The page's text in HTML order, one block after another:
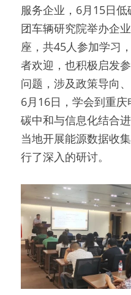
服务企业，6月15日
团车辆研究院举办企
座，共45人参加学习
者欢迎，也积极启发
问题，涉及政策导向
6月16日，学会到重
碳中和与信息化结合
当地开展能源数据收
行了深入的研讨。